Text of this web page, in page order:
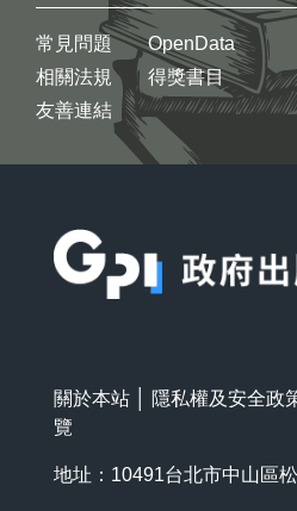
常見問題
相關法規
友善連結
OpenData
得獎書目
關於本站 隱私權及安全政
覽
地址：10491台北市中山區